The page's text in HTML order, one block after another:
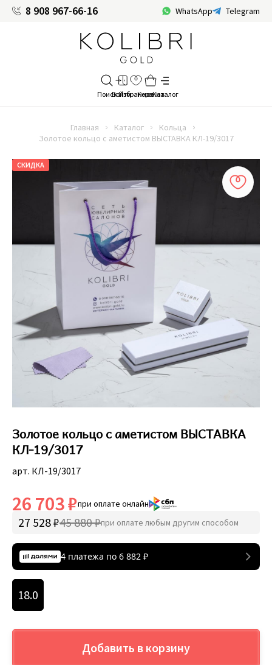
8 908 967-66-16 WhatsApp Telegram
Главная Каталог
Кольца
Золотое кольцо с аметистом ВЫСТАВКА КЛ-19/3017
СКИДКА
Золотое кольцо с аметистом ВЫСТАВКА
КЛ-19/3017
арт. КЛ-19/3017
26 703 ₽при оплате онлайн
27 528 ₽45 880 ₽при оплате любым другим способом
4 платежа по 6 882 ₽
18.0
Добавить в корзину